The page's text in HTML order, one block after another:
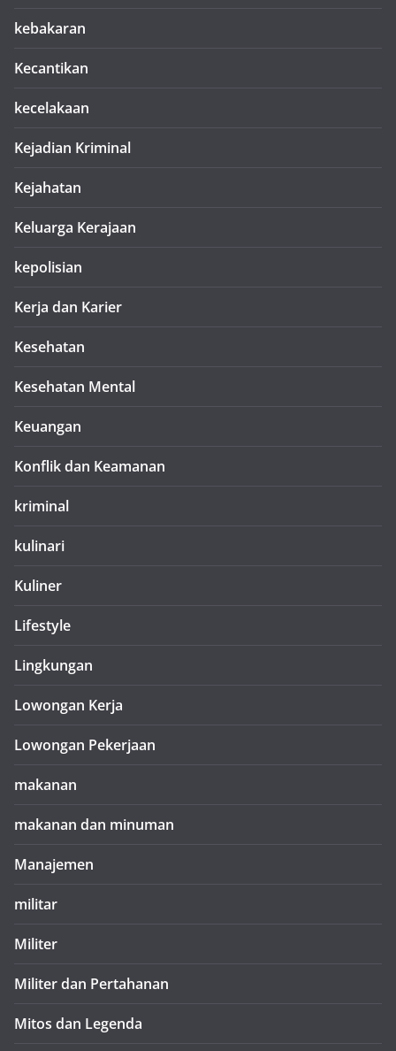
kebakaran
Kecantikan
kecelakaan
Kejadian Kriminal
Kejahatan
Keluarga Kerajaan
kepolisian
Kerja dan Karier
Kesehatan
Kesehatan Mental
Keuangan
Konflik dan Keamanan
kriminal
kulinari
Kuliner
Lifestyle
Lingkungan
Lowongan Kerja
Lowongan Pekerjaan
makanan
makanan dan minuman
Manajemen
militar
Militer
Militer dan Pertahanan
Mitos dan Legenda